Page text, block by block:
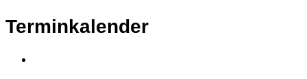
Terminkalender